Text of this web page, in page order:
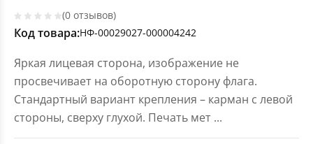
(0 отзывов)
Код товара:НФ-00029027-000004242
Яркая лицевая сторона, изображение не
просвечивает на оборотную сторону флага.
Стандартный вариант крепления – карман с левой
стороны, сверху глухой. Печать мет ...